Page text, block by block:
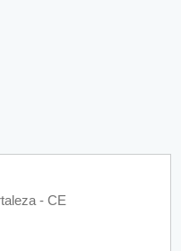
- CE